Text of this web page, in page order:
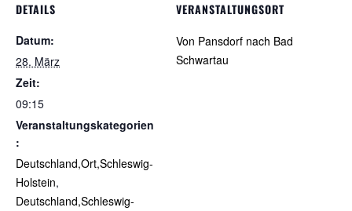
DETAILS
Datum:
28. März
Zeit:
09:15
Veranstaltungskategorien
:
Deutschland,Ort,Schleswig-
Holstein,
Deutschland,Schleswig-
VERANSTALTUNGSORT
Von Pansdorf nach Bad
Schwartau